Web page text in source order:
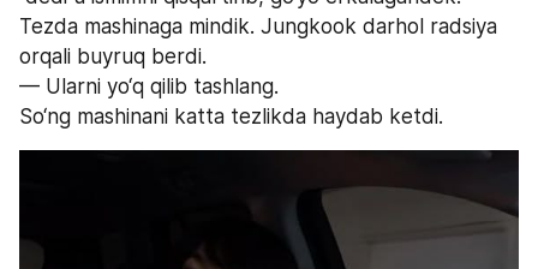
Tezda mashinaga mindik. Jungkook darhol radsiya
orqali buyruq berdi.
— Ularni yo‘q qilib tashlang.
So‘ng mashinani katta tezlikda haydab ketdi.